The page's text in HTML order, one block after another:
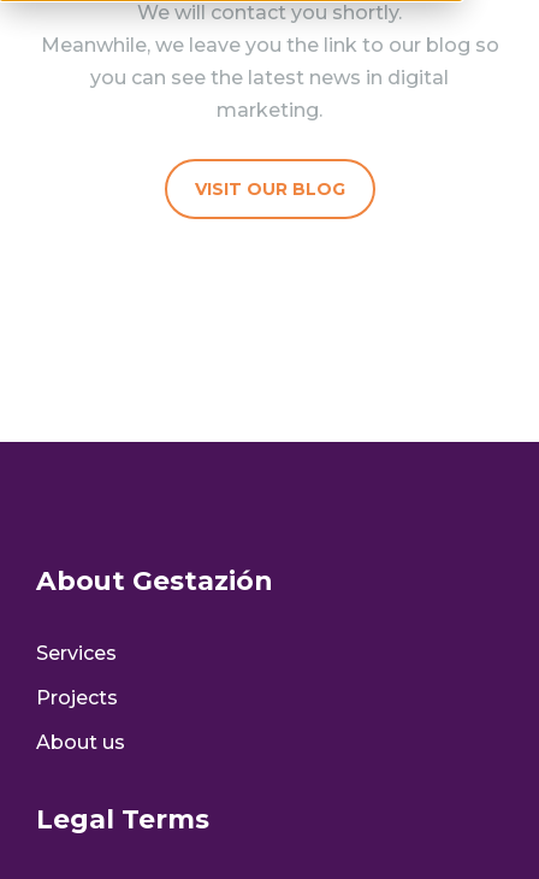
We will contact you shortly.
Meanwhile, we leave you the link to our blog so
you can see the latest news in digital
marketing.
VISIT OUR BLOG
About Gestazión
Services
Projects
About us
Legal Terms